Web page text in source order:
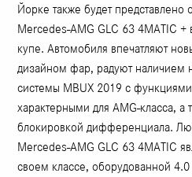
Йорке также будет
Mercedes-AMG GLC 63 4MATIC +
купе. Автомобиля впечатляют
дизайном фар, радуют
системы MBUX 2019 с
характерными для AMG-класса, а
блокировкой дифференциала.
Mercedes-AMG GLC 63 4MATIC
своем классе, оборудованной